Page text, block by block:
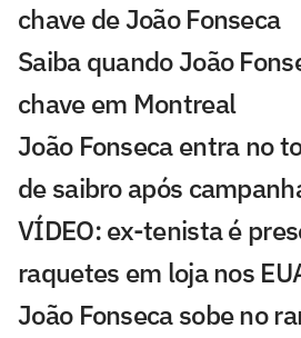
chave de João Fonseca
Saiba quando João
chave em Montreal
João Fonseca entra no
de saibro após
VÍDEO: ex-tenista é
raquetes em loja nos
João Fonseca sobe no